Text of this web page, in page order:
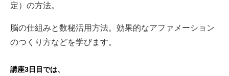
定）の方法。
脳の仕組みと数秘活用方法。効果的なアファメーション
のつくり方などを学びます。
講座3日目では、